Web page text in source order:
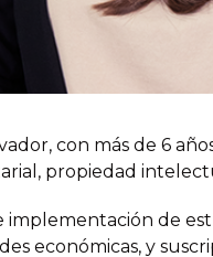
con más de 6
propiedad
implementación de
económicas, y